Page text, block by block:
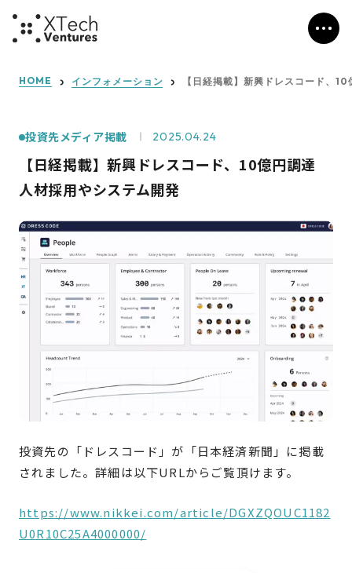
HOME インフォメーション 【日経掲載】新興ドレスコード、
投資先メディア掲載 2025.04.24
【日経掲載】新興ドレスコード、10億円調達
人材採用やシステム開発
投資先の「 ドレスコード 」が「日本経済新聞」に掲載
されました。詳細は以下URLからご覧頂けます。
https://www.nikkei.com/article/DGXZQOUC1182
U0R10C25A4000000/